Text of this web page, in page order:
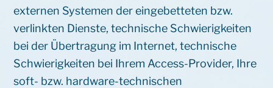
externen Systemen der eingebetteten bzw.
verlinkten Dienste, technische Schwierigkeiten
bei der Übertragung im Internet, technische
Schwierigkeiten bei Ihrem Access-Provider, Ihre
soft- bzw. hardware-technischen